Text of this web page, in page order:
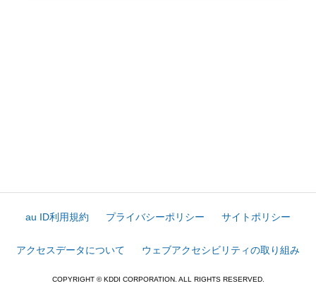
au ID利用規約 プライバシーポリシー サイトポリシー
アクセスデータについて ウェブアクセシビリティの取り組み
COPYRIGHT © KDDI CORPORATION. ALL RIGHTS RESERVED.